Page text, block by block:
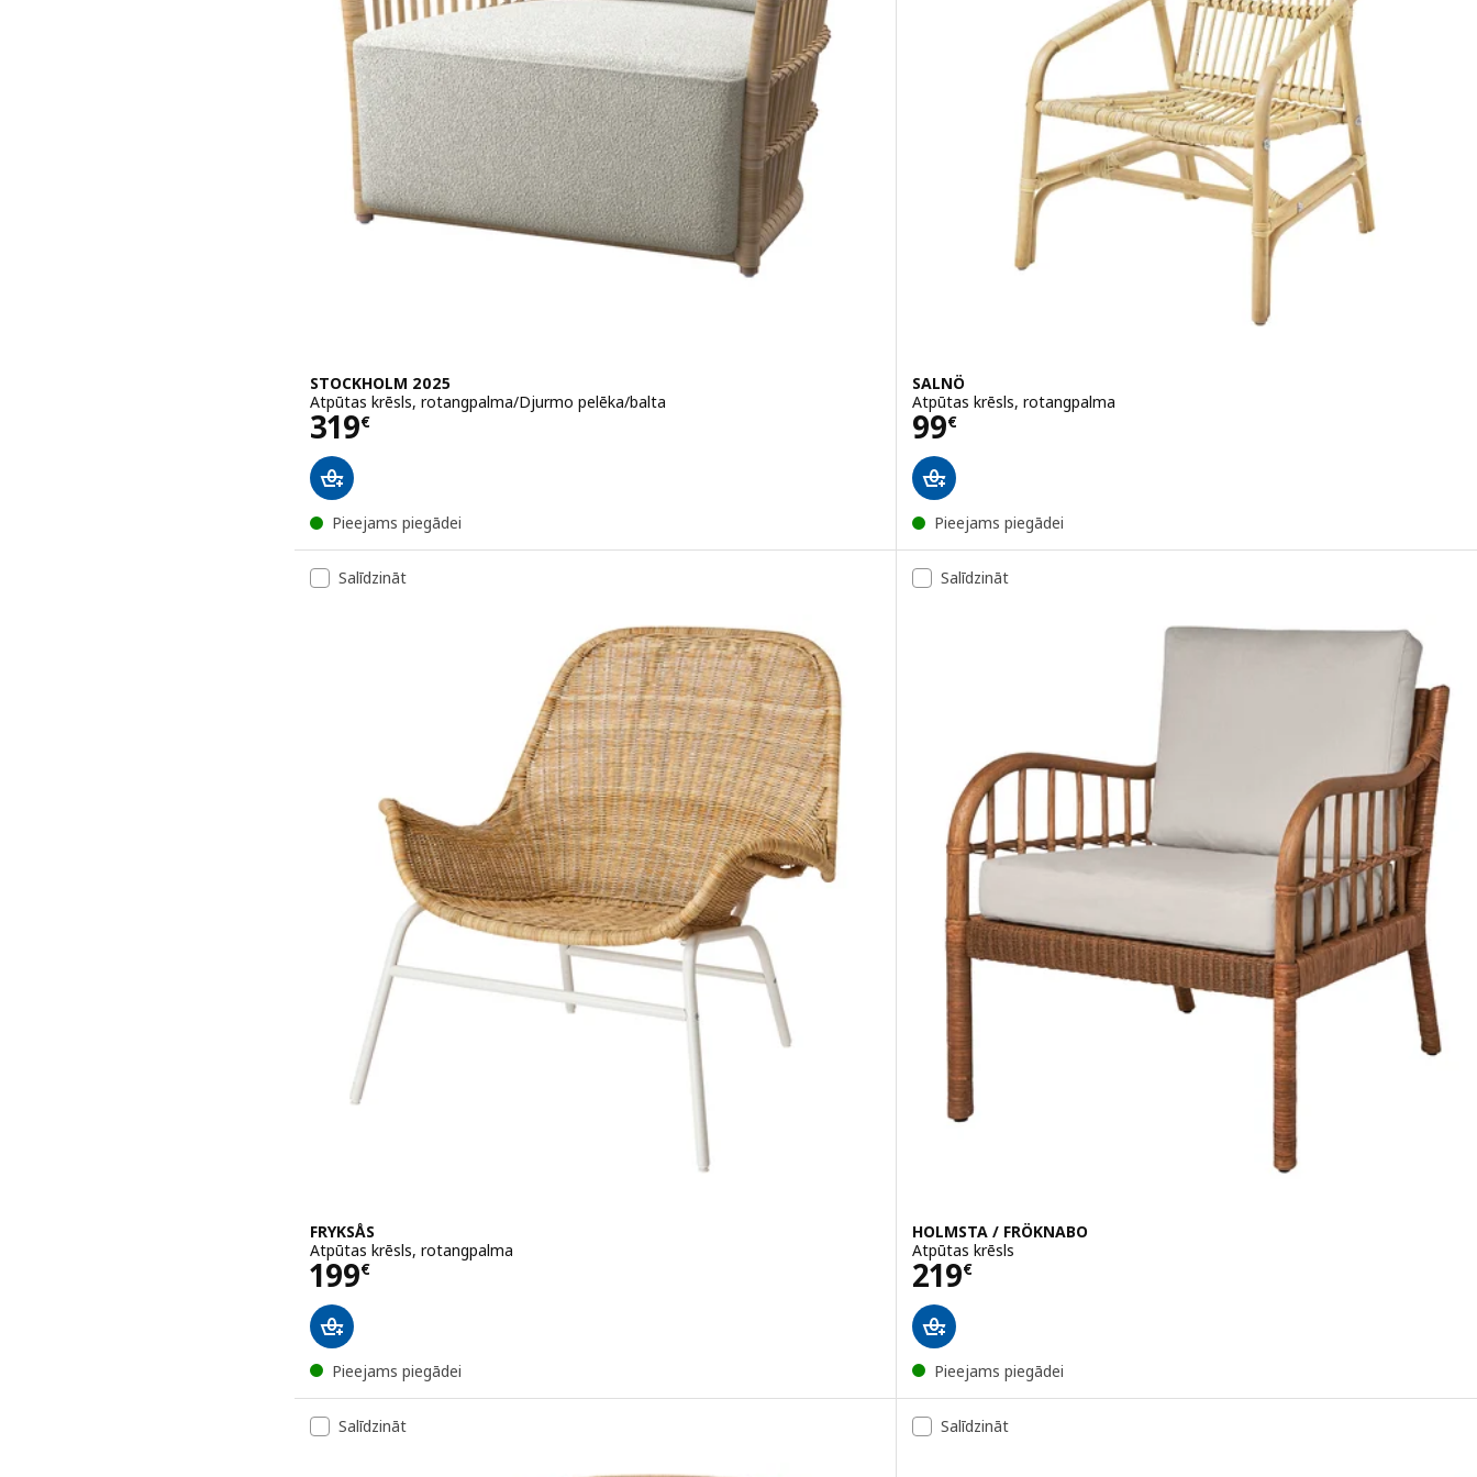
STOCKHOLM 2025
Atpūtas krēsls, rotangpalma/Djurmo pelēka/balta
319€
Cena 319€
Pieejams piegādei
SALNÖ
Atpūtas krēsls, rotangpalma
99€
Cena 99€
Pieejams piegādei
Salīdzināt
FRYKSÅS
Atpūtas krēsls, rotangpalma
199€
Cena 199€
Pieejams piegādei
Salīdzināt
HOLMSTA / FRÖKNABO
Atpūtas krēsls
219€
Cena 219€
Pieejams piegādei
Salīdzināt Salīdzināt